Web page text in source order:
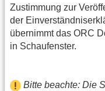
Zustimmung zur
der
übernimmt das ORC
in Schaufenster.
Bitte beachte: Die